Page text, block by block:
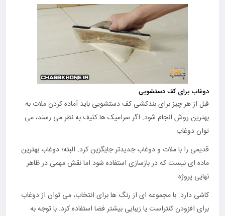
دوغاب برای کف دستشویی
قبل از هر چیز برای بندکشی کف دستشویی باید آماده کردن ملات به
بهترین روش انجام شود. اگر سرامیک ها کثیف به نظر می رسند، می
توان دوغاب
قدیمی را با ملات و دوغاب جدیدتر جایگزین کرد. البته؛ دوغاب بهترین
ماده ای نیست که در بازسازی استفاده شود اما نقش مهمی در ظاهر
نهایی پروژه
کاشی دارد. با مجموعه ای از رنگ ها برای انتخاب، می توان از دوغاب
برای افزودن کنتراست یا زیبایی بیشتر فضا استفاده کرد. با توجه به